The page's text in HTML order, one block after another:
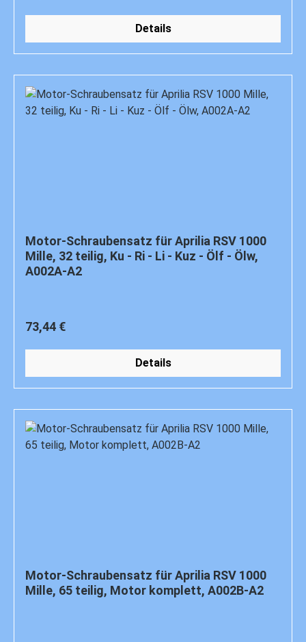
Details
Motor-Schraubensatz für Aprilia RSV 1000
Mille, 32 teilig, Ku - Ri - Li - Kuz - Ölf - Ölw,
A002A-A2
Regulärer Preis:
73,44 €
Details
Motor-Schraubensatz für Aprilia RSV 1000
Mille, 65 teilig, Motor komplett, A002B-A2